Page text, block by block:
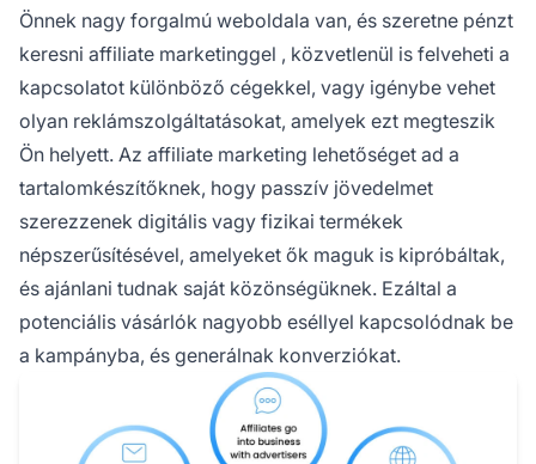
Önnek nagy forgalmú weboldala van, és szeretne pénzt
keresni affiliate marketinggel , közvetlenül is felveheti a
kapcsolatot különböző cégekkel, vagy igénybe vehet
olyan reklámszolgáltatásokat, amelyek ezt megteszik
Ön helyett. Az affiliate marketing lehetőséget ad a
tartalomkészítőknek, hogy passzív jövedelmet
szerezzenek digitális vagy fizikai termékek
népszerűsítésével, amelyeket ők maguk is kipróbáltak,
és ajánlani tudnak saját közönségüknek. Ezáltal a
potenciális vásárlók nagyobb eséllyel kapcsolódnak be
a kampányba, és generálnak konverziókat.